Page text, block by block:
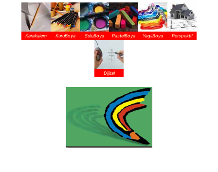
Karakalem KuruBoya SuluBoya PastelBoya YagliBoya Perspektif
Dijital